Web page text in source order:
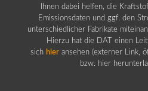
Ihnen dabei helfen, die
Emissionsdaten und ggf. den
unterschiedlicher Fabrikate
Hierzu hat die DAT einen
sich hier ansehen (externer Link,
bzw. hier